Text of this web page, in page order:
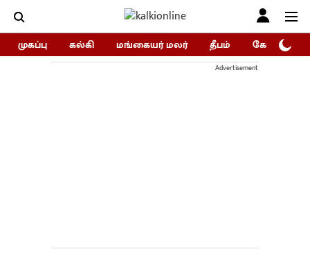
முகப்பு கல்கி மங்கையர் மலர் தீபம் கோகுலம்/
Advertisement